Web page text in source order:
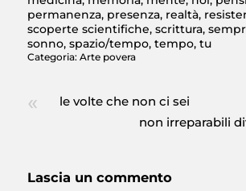
permanenza, presenza, realtà,
scoperte scientifiche, scrittura,
sonno, spazio/tempo, tempo, tu
Categoria: Arte povera
le volte che non ci sei
non irreparabili
Lascia un commento